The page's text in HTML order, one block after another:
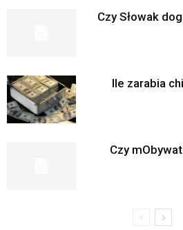
Czy Słowak
Ile zarabia
Czy